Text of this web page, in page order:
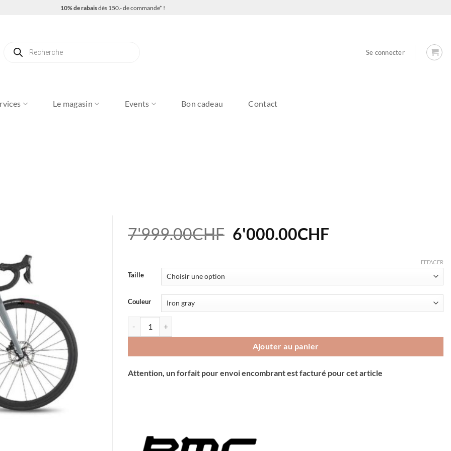
10% de rabaisdès 150.- de commande* !
produits
Se connecter
Le magasin Events Bon cadeau Contact
7'999.00CHF Le
initial
était :
7'999.00CHF.
6'000.00CHFLe
actuel
est :
6'000.00CHF.
Taille
Couleur
EFFACER
Ajouter au panier
Attention, un forfait pour envoi encombrant est facturé pour cet article